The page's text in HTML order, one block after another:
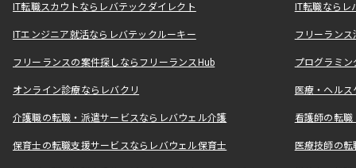
IT転職スカウトならレバテックダイレクト IT転職なら
ITエンジニア就活ならレバテックルーキー フリーラン
フリーランスの案件探しならフリーランスHub プログラミ
オンライン診療ならレバクリ 医療・ヘル
介護職の転職・派遣サービスならレバウェル介護 看護師の転
保育士の転職支援サービスならレバウェル保育士 医療技師の